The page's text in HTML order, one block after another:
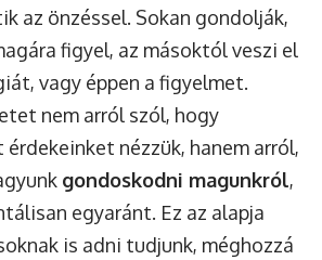
az önzéssel. Sokan gondolják,
figyel, az másoktól veszi el
vagy éppen a figyelmet.
nem arról szól, hogy
nézzük, hanem arról,
gondoskodni magunkról,
egyaránt. Ez az alapja
is adni tudjunk, méghozzá